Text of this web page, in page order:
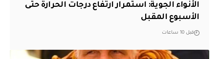
الأنواء الجوية: استمرار ارتفاع درجات الحرارة حتى
الأسبوع المقبل
قبل 10 ساعات